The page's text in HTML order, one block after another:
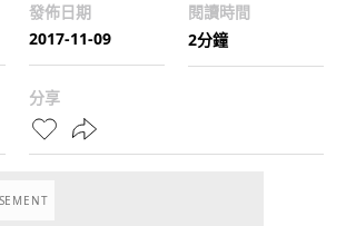
發佈日期
2017-11-09
閱讀時間
2分鐘
分享